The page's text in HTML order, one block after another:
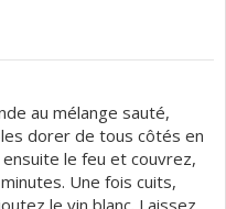
au mélange sauté,
dorer de tous côtés en
le feu et couvrez,
Une fois cuits,